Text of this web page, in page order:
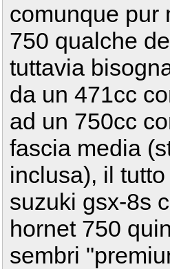
comunque pur
750 qualche
tuttavia
da un 471cc
ad un 750cc
fascia media
inclusa), il
suzuki gsx-8s
hornet 750
sembri